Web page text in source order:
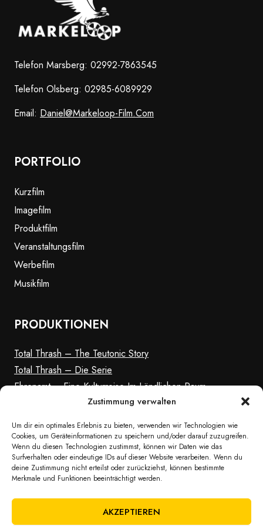
Zustimmung verwalten
Um dir ein optimales Erlebnis zu bieten, verwenden wir Technologien wie
Cookies, um Geräteinformationen zu speichern und/oder darauf zuzugreifen.
Wenn du diesen Technologien zustimmst, können wir Daten wie das
Surfverhalten oder eindeutige IDs auf dieser Website verarbeiten. Wenn du
deine Zustimmung nicht erteilst oder zurückziehst, können bestimmte
Merkmale und Funktionen beeinträchtigt werden.
AKZEPTIEREN
Telefon Marsberg: 02992-7863545
Telefon Olsberg: 02985-6089929
Email: Daniel@markeloop-Film.com
PORTFOLIO
Kurzfilm
Imagefilm
Produktfilm
Veranstaltungsfilm
Werbefilm
Musikfilm
PRODUKTIONEN
Total Thrash – The Teutonic Story
Total Thrash – Die Serie
Ehrenamt – Eine Kulturreise Im Ländlichen Raum